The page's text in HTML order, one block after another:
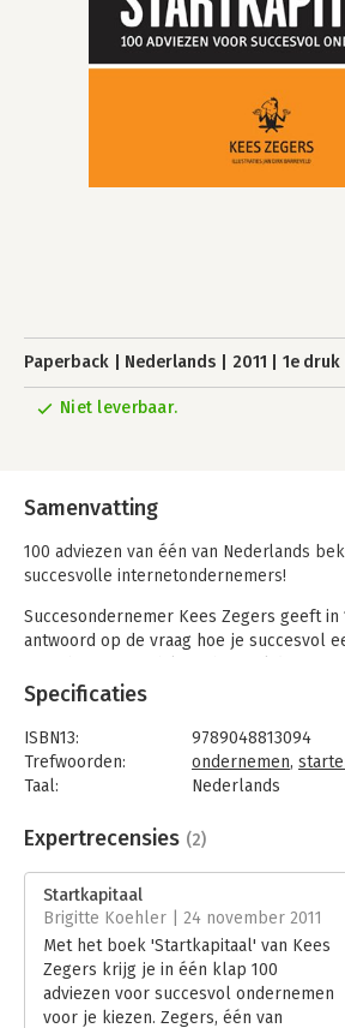
Paperback Nederlands 2011 1e druk
Niet leverbaar.
Samenvatting
100 adviezen van één van Nederlands
succesvolle internetondernemers!
Succesondernemer Kees Zegers geeft in
antwoord op de vraag hoe je succesvol
en zijn onorthodoxe kijk op zaken weet
eerste tot het laatste advies te boeien.
niet alleen aan tot denken maar ook tot
van Jan Dirk Barreveld maken het tot
managementboek!
Wat je doet is niet wie je bent. Of je nu
eenmanszaak. Baasje van een
een wereldtoko. Uiteindelijk maakt het
het gaat er niet om wát je doet. Maar
het doet zegt namelijk alles over wie je
vanuit je hart of vanuit je hoofd? Denk
in beperkingen? Geloof je het wel? Of
verantwoordelijkheid?
Specificaties
ISBN13:
9789048813094
Trefwoorden:
ondernemen,
Taal:
Nederlands
Aantal pagina's:
102
Druk:
Verschijningsdatum:
10-10-2011
Hoofdrubriek: Algemeen
Expertrecensies (2)
Startkapitaal
Brigitte Koehler | 24 november 2011
Met het boek 'Startkapitaal' van Kees
Zegers krijg je in één klap 100
adviezen voor succesvol ondernemen
voor je kiezen. Zegers, één van